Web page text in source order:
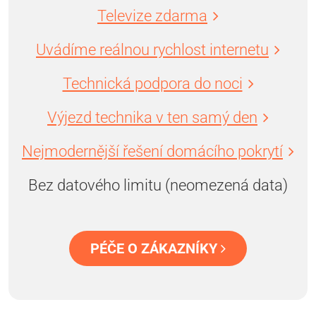
Televize zdarma
Uvádíme reálnou rychlost internetu
Technická podpora do noci
Výjezd technika v ten samý den
Nejmodernější řešení domácího pokrytí
Bez datového limitu (neomezená data)
PÉČE O ZÁKAZNÍKY